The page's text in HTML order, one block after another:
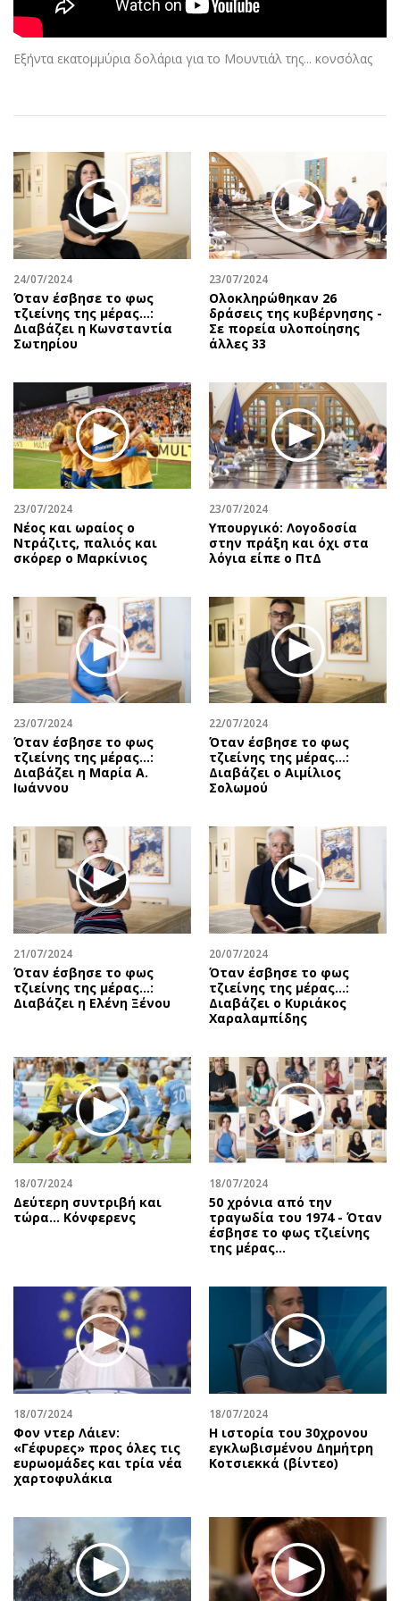
Αθλητισμός
Κύπρος
Ελλάδα
Κληρώσεις Allwyn
Οικονομία
Real Estate
Επιχειρήσεις
Αγορές
Money Review
AstroBank Properties
Trends
Ενέργεια
Ναυτιλία
Περιβάλλον
Ελλάδα
Κόσμος
Παράξενα
Πολιτισμός
Σινεμά
Θέατρο-Χορός
Εικαστικά
Βιβλίο
Χειρόγραφα
Geek
Νέα
Κινητά-tablets
Αυτοκίνηση
Πολιτική
Οικονομία
Γενικά
Αναδρομές
Πρόσωπα
Περιβάλλον
Good Life
Γυναίκα
Showbiz
Ταξίδια
Συνταγές
Έξοδος
Media
Εκπομπές
Wine routes
Podcasts
Προσφορές
Προσωπικότητες στην ''Κ''
Επιστολές
Εξήντα εκατομμύρια δολάρια για το Μουντιάλ της... κονσόλας
24/07/2024
Όταν έσβησε το φως
τζιείνης της μέρας…:
Διαβάζει η Κωνσταντία
Σωτηρίου
23/07/2024
Ολοκληρώθηκαν 26
δράσεις της κυβέρνησης -
Σε πορεία υλοποίησης
άλλες 33
23/07/2024
Νέος και ωραίος ο
Ντράζιτς, παλιός και
σκόρερ ο Μαρκίνιος
23/07/2024
Υπουργικό: Λογοδοσία
στην πράξη και όχι στα
λόγια είπε ο ΠτΔ
23/07/2024
Όταν έσβησε το φως
τζιείνης της μέρας…:
Διαβάζει η Μαρία Α.
Ιωάννου
22/07/2024
Όταν έσβησε το φως
τζιείνης της μέρας…:
Διαβάζει ο Αιμίλιος
Σολωμού
21/07/2024
Όταν έσβησε το φως
τζιείνης της μέρας…:
Διαβάζει η Ελένη Ξένου
20/07/2024
Όταν έσβησε το φως
τζιείνης της μέρας…:
Διαβάζει ο Κυριάκος
Χαραλαμπίδης
18/07/2024
Δεύτερη συντριβή και
τώρα... Κόνφερενς
18/07/2024
50 χρόνια από την
τραγωδία του 1974 - Όταν
έσβησε το φως τζιείνης
της μέρας…
18/07/2024
Φον ντερ Λάιεν:
«Γέφυρες» προς όλες τις
ευρωομάδες και τρία νέα
χαρτοφυλάκια
18/07/2024
Η ιστορία του 30χρονου
εγκλωβισμένου Δημήτρη
Κοτσιεκκά (βίντεο)